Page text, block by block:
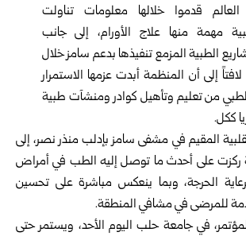
قدموا خلالها معلومات تناولت
مهمة منها علاج الأورام، إلى جانب
الطبية المزمع تنفيذها بدعم سامز خلال
لافتاً إلى أن المنظمة أبدت عزمها الاستمرار
من تعليم وتأهيل كوادر ومنشآت طبية
ككل.
المقيم في مشفى سامز بإدلب منذر نصر، إلى
ركزت على أحدث ما توصل إليه الطب في أمراض
الحرجة، وبما ينعكس مباشرة على تحسين
للمرضى في مشافي المنطقة.
في جامعة حلب اليوم الأحد، ويستمر حتى